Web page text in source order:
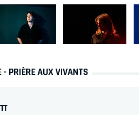
- PRIÈRE AUX VIVANTS